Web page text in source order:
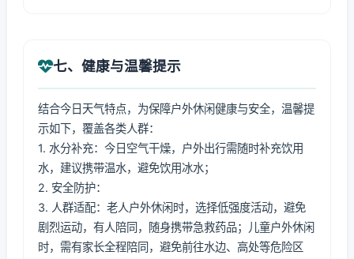
七、健康与温馨提示
结合今日天气特点，为保障户外休闲健康与安全，温馨提
示如下，覆盖各类人群：
1. 水分补充：今日空气干燥，户外出行需随时补充饮用
水，建议携带温水，避免饮用冰水；
2. 安全防护：
3. 人群适配：老人户外休闲时，选择低强度活动，避免
剧烈运动，有人陪同，随身携带急救药品；儿童户外休闲
时，需有家长全程陪同，避免前往水边、高处等危险区